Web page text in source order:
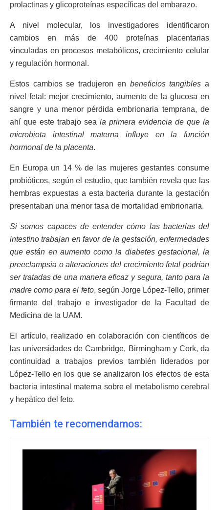
prolactinas y glicoproteínas específicas del embarazo.
A nivel molecular, los investigadores identificaron
cambios en más de 400 proteínas placentarias
vinculadas en procesos metabólicos, crecimiento celular
y regulación hormonal.
Estos cambios se tradujeron en beneficios tangibles a
nivel fetal: mejor crecimiento, aumento de la glucosa en
sangre y una menor pérdida embrionaria temprana, de
ahí que este trabajo sea la primera evidencia de que la
microbiota intestinal materna influye en la función
hormonal de la placenta.
En Europa un 14 % de las mujeres gestantes consume
probióticos, según el estudio, que también revela que las
hembras expuestas a esta bacteria durante la gestación
presentaban una menor tasa de mortalidad embrionaria.
Si somos capaces de entender cómo las bacterias del
intestino trabajan en favor de la gestación, enfermedades
que están en aumento como la diabetes gestacional, la
preeclampsia o alteraciones del crecimiento fetal podrían
ser tratadas de una manera eficaz y segura, tanto para la
madre como para el feto, según Jorge López-Tello, primer
firmante del trabajo e investigador de la Facultad de
Medicina de la UAM.
El artículo, realizado en colaboración con científicos de
las universidades de Cambridge, Birmingham y Cork, da
continuidad a trabajos previos también liderados por
López-Tello en los que se analizaron los efectos de esta
bacteria intestinal materna sobre el metabolismo cerebral
y hepático del feto.
También te recomendamos: